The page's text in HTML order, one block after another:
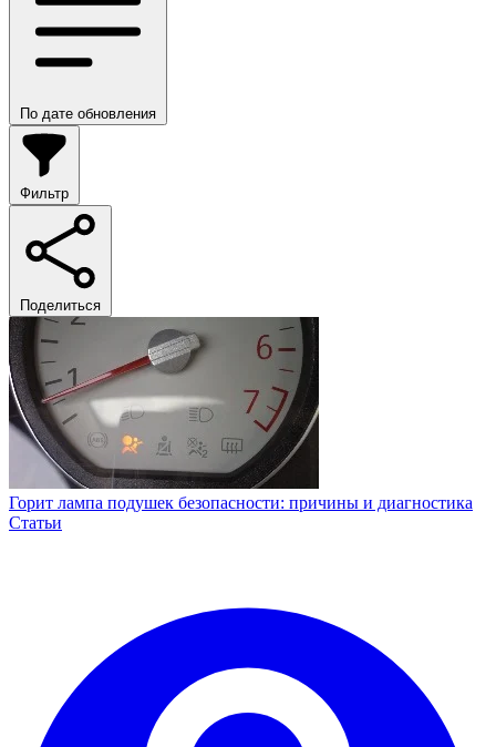
По дате обновления
Фильтр
Поделиться
Горит лампа подушек безопасности: причины и диагностика
Статьи